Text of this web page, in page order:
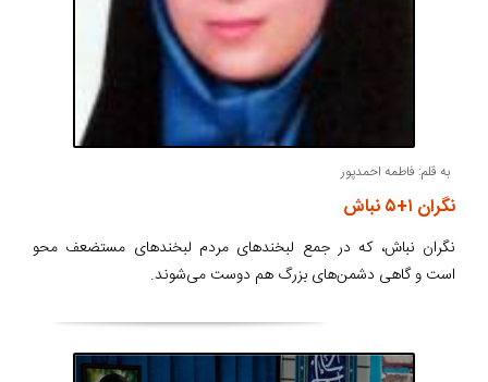
به قلم: فاطمه‌ احمدپور
نگران ۱+۵ نباش
نگران نباش، که در جمع لبخندهای مردم لبخندهای مستضعف محو
است و گاهی دشمن‌های بزرگ هم دوست می‌شوند.